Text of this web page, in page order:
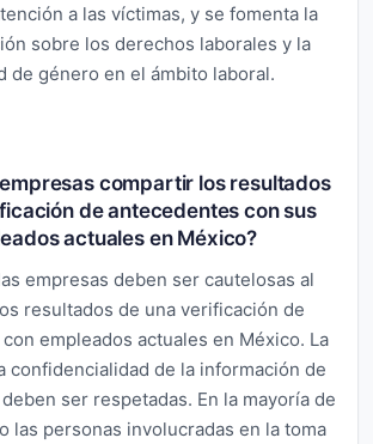
a las víctimas, y se fomenta la
sobre los derechos laborales y la
de género en el ámbito laboral.
compartir los resultados
de antecedentes con sus
actuales en México?
empresas deben ser cautelosas al
resultados de una verificación de
empleados actuales en México. La
confidencialidad de la información de
ser respetadas. En la mayoría de
las personas involucradas en la toma